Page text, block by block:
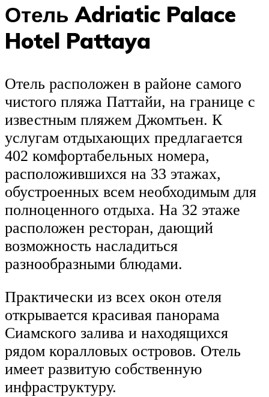
Отель Adriatic Palace
Hotel Pattaya
Отель расположен в районе самого
чистого пляжа Паттайи, на границе с
известным пляжем Джомтьен. К
услугам отдыхающих предлагается
402 комфортабельных номера,
расположившихся на 33 этажах,
обустроенных всем необходимым для
полноценного отдыха. На 32 этаже
расположен ресторан, дающий
возможность насладиться
разнообразными блюдами.
Практически из всех окон отеля
открывается красивая панорама
Сиамского залива и находящихся
рядом коралловых островов. Отель
имеет развитую собственную
инфраструктуру.